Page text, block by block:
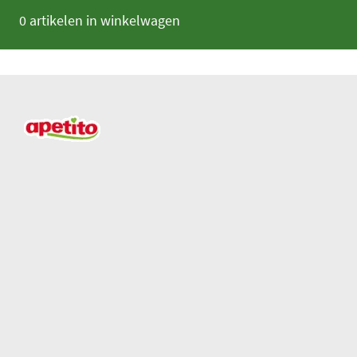
0 artikelen in winkelwagen